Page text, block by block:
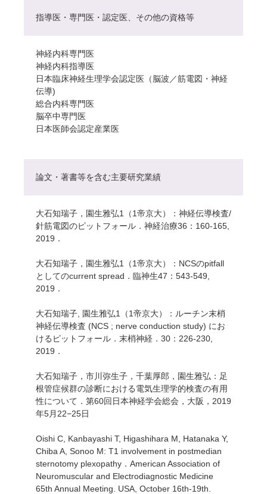
指導医・専門医・認定医、その他の資格等
神経内科専門医
神経内科指導医
日本臨床神経生理学会認定医（脳波／筋電図・神経
伝導)
総合内科専門医
脳卒中専門医
日本医師会認定産業医
論文・著書等を含む主要研究業績
大石知瑞子，園生雅弘1（1帝京大）：神経伝導検査/
針筋電図のピットフォール．神経治療36：160-165,
2019．
大石知瑞子，園生雅弘1（1帝京大）：NCSのpitfall
としてのcurrent spread．臨神生47：543-549,
2019．
大石知瑞子, 園生雅弘1（1帝京大）：ルーチン末梢
神経伝導検査 (NCS ; nerve conduction study) にお
けるピットフォール．末梢神経．30：226-230,
2019．
大石知瑞子，市川弥生子，千葉厚郎，園生雅弘：足
根管症候群の診断における電気生理学的検査の有用
性について．第60回日本神経学会総会，大阪，2019
年5月22−25日
Oishi C, Kanbayashi T, Higashihara M, Hatanaka Y,
Chiba A, Sonoo M: T1 involvement in postmedian
sternotomy plexopathy．American Association of
Neuromuscular and Electrodiagnostic Medicine
65th Annual Meeting. USA, October 16th-19th.